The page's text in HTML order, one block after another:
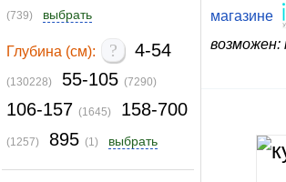
(739) выбрать
Глубина (см): ? 4-54
(130228) 55-105 (7290)
106-157 (1645) 158-700
(1257) 895 (1) выбрать
магазине
возможен: